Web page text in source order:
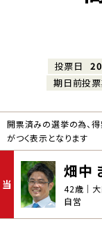
投票日
期日前投
開票済みの選挙の為、
がつく表示となります
当
畑中
42歳｜
自営